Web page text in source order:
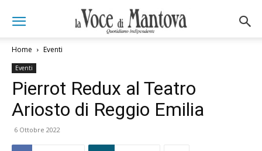
Home Eventi
Eventi
Pierrot Redux al Teatro
Ariosto di Reggio Emilia
6 Ottobre 2022